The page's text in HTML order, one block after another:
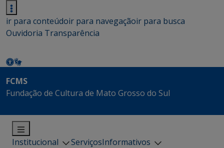
ir para conteúdoir para navegaçãoir para busca
Ouvidoria Transparência
FCMS
Fundação de Cultura de Mato Grosso do Sul
Institucional ServiçosInformativos